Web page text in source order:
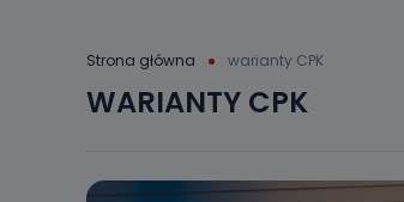
Strona główna warianty CPK
WARIANTY CPK